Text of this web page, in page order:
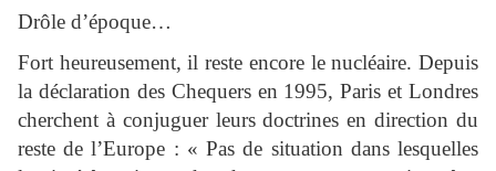
Drôle d’époque…
Fort heureusement, il reste encore le nucléaire. Depuis
la déclaration des Chequers en 1995, Paris et Londres
cherchent à conjuguer leurs doctrines en direction du
reste de l’Europe : « Pas de situation dans lesquelles